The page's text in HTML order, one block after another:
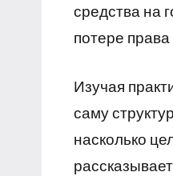
средства на
потере
Изучая
саму
насколько